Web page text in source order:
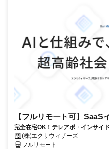
【フルリモート可】SaaS
完全在宅OK！テレアポ・インサイ
す！(株)エクサウィザーズ
フルリモート